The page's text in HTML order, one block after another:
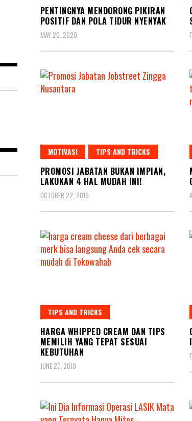
PENTINGNYA MENDORONG PIKIRAN
POSITIF DAN POLA TIDUR NYENYAK
MAY 20, 2020
MOTIVASI TIPS AND TRICKS
PROMOSI JABATAN BUKAN IMPIAN,
LAKUKAN 4 HAL MUDAH INI!
OCTOBER 22, 2019
TIPS AND TRICKS
HARGA WHIPPED CREAM DAN TIPS
MEMILIH YANG TEPAT SESUAI
KEBUTUHAN
JUNE 27, 2019